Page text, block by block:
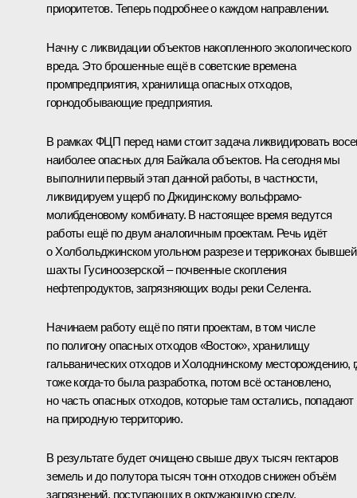
приоритетов. Теперь подробнее о каждом направлении.
Начну с ликвидации объектов накопленного экологического
вреда. Это брошенные ещё в советские времена
промпредприятия, хранилища опасных отходов,
горнодобывающие предприятия.
В рамках ФЦП перед нами стоит задача ликвидировать
наиболее опасных для Байкала объектов. На сегодня мы
выполнили первый этап данной работы, в частности,
ликвидируем ущерб по Джидинскому вольфрамо-
молибденовому комбинату. В настоящее время ведутся
работы ещё по двум аналогичным проектам. Речь идёт
о Холбольджинском угольном разрезе и терриконах бывшей
шахты Гусиноозерской – почвенные скопления
нефтепродуктов, загрязняющих воды реки Селенга.
Начинаем работу ещё по пяти проектам, в том числе
по полигону опасных отходов «Восток», хранилищу
гальванических отходов и Холоднинскому месторождению,
тоже когда-то была разработка, потом всё остановлено,
но часть опасных отходов, которые там остались, попадают
на природную территорию.
В результате будет очищено свыше двух тысяч гектаров
земель и до полутора тысяч тонн отходов снижен объём
загрязнений, поступающих в окружающую среду.